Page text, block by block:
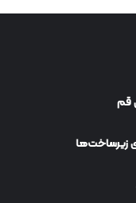
قم
زیرساخت‌ها